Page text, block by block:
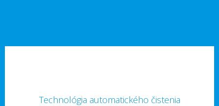
Technológia automatického čistenia